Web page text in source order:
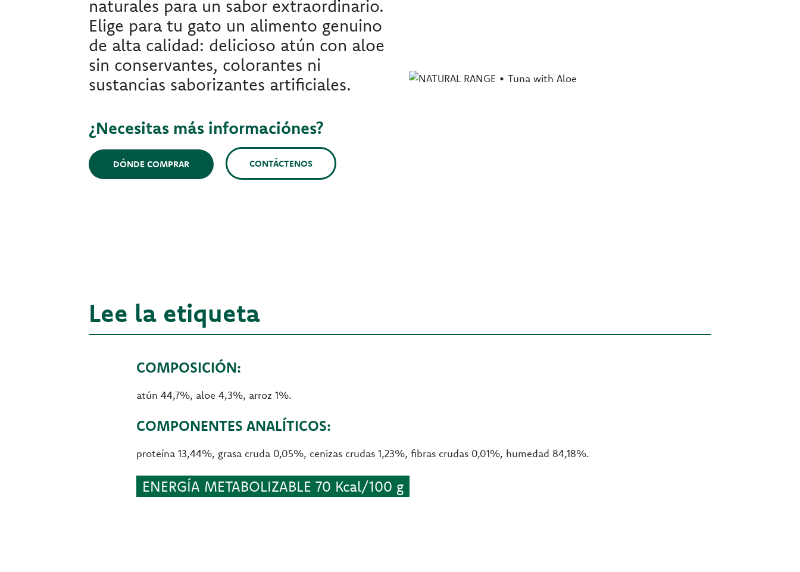
naturales para un sabor extraordinario.
Elige para tu gato un alimento genuino
de alta calidad: delicioso atún con aloe
sin conservantes, colorantes ni
sustancias saborizantes artificiales.
¿Necesitas más informaciónes?
DÓNDE COMPRAR CONTÁCTENOS
Lee la etiqueta
COMPOSICIÓN:
atún 44,7%, aloe 4,3%, arroz 1%.
COMPONENTES ANALÍTICOS:
proteína 13,44%, grasa cruda 0,05%, cenizas crudas 1,23%, fibras crudas 0,01%, humedad 84,18%.
ENERGÍA METABOLIZABLE 70 Kcal/100 g